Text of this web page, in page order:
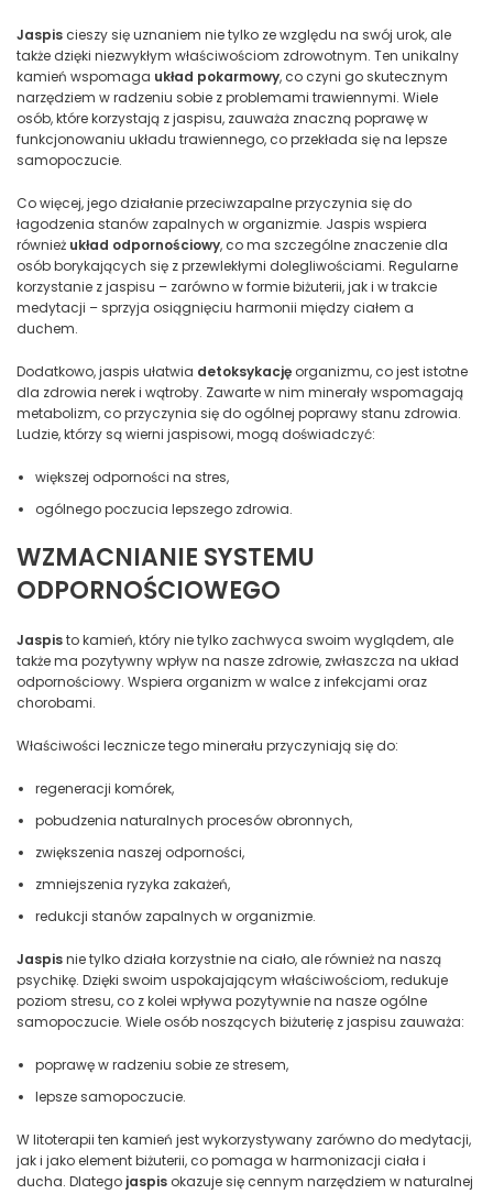
Jaspis cieszy się uznaniem nie tylko ze względu na swój urok, ale
także dzięki niezwykłym właściwościom zdrowotnym. Ten unikalny
kamień wspomaga układ pokarmowy, co czyni go skutecznym
narzędziem w radzeniu sobie z problemami trawiennymi. Wiele
osób, które korzystają z jaspisu, zauważa znaczną poprawę w
funkcjonowaniu układu trawiennego, co przekłada się na lepsze
samopoczucie.
Co więcej, jego działanie przeciwzapalne przyczynia się do
łagodzenia stanów zapalnych w organizmie. Jaspis wspiera
również układ odpornościowy, co ma szczególne znaczenie dla
osób borykających się z przewlekłymi dolegliwościami. Regularne
korzystanie z jaspisu – zarówno w formie biżuterii, jak i w trakcie
medytacji – sprzyja osiągnięciu harmonii między ciałem a
duchem.
Dodatkowo, jaspis ułatwia detoksykację organizmu, co jest istotne
dla zdrowia nerek i wątroby. Zawarte w nim minerały wspomagają
metabolizm, co przyczynia się do ogólnej poprawy stanu zdrowia.
Ludzie, którzy są wierni jaspisowi, mogą doświadczyć:
większej odporności na stres,
ogólnego poczucia lepszego zdrowia.
WZMACNIANIE SYSTEMU
ODPORNOŚCIOWEGO
Jaspisto kamień, który nie tylko zachwyca swoim wyglądem, ale
także ma pozytywny wpływ na nasze zdrowie, zwłaszcza na układ
odpornościowy. Wspiera organizm w walce z infekcjami oraz
chorobami.
Właściwości lecznicze tego minerału przyczyniają się do:
regeneracji komórek,
pobudzenia naturalnych procesów obronnych,
zwiększenia naszej odporności,
zmniejszenia ryzyka zakażeń,
redukcji stanów zapalnych w organizmie.
Jaspisnie tylko działa korzystnie na ciało, ale również na naszą
psychikę. Dzięki swoim uspokajającym właściwościom, redukuje
poziom stresu, co z kolei wpływa pozytywnie na nasze ogólne
samopoczucie. Wiele osób noszących biżuterię z jaspisu zauważa:
poprawę w radzeniu sobie ze stresem,
lepsze samopoczucie.
W litoterapii ten kamień jest wykorzystywany zarówno do medytacji,
jak i jako element biżuterii, co pomaga w harmonizacji ciała i
ducha. Dlatego jaspis okazuje się cennym narzędziem w naturalnej